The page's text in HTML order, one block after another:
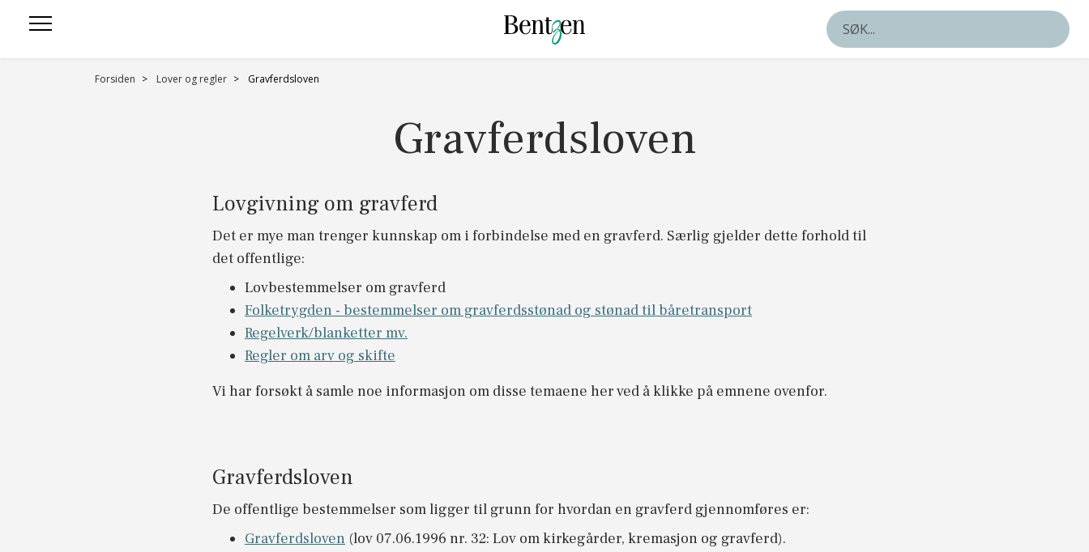
Forsiden Lover og regler Gravferdsloven
Gravferdsloven
Lovgivning om gravferd
Det er mye man trenger kunnskap om i forbindelse med en gravferd. Særlig gjelder dette forhold til
det offentlige:
Lovbestemmelser om gravferd
Folketrygden - bestemmelser om gravferdsstønad og stønad til båretransport
Regelverk/blanketter mv.
Regler om arv og skifte
Vi har forsøkt å samle noe informasjon om disse temaene her ved å klikke på emnene ovenfor.
Gravferdsloven
De offentlige bestemmelser som ligger til grunn for hvordan en gravferd gjennomføres er:
Gravferdsloven (lov 07.06.1996 nr. 32: Lov om kirkegårder, kremasjon og gravferd).